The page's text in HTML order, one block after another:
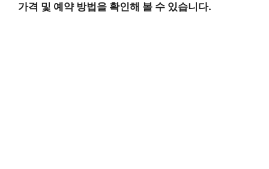
가격 및 예약 방법을 확인해 볼 수 있습니다.